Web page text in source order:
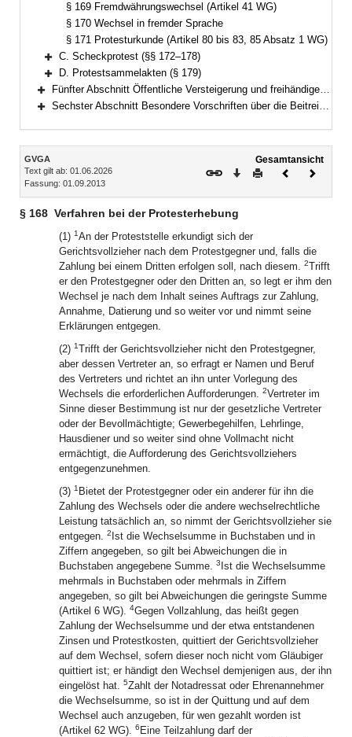
§ 169 Fremdwährungswechsel (Artikel 41 WG)
§ 170 Wechsel in fremder Sprache
§ 171 Protesturkunde (Artikel 80 bis 83, 85 Absatz 1 WG)
Bereich erweitern
C. Scheckprotest (§§ 172–178)
Bereich erweitern
D. Protestsammelakten (§ 179)
Bereich erweitern
Fünfter Abschnitt Öffentliche Versteigerung und freihändiger Verkauf außerhalb der Zwangsvollstreckung (§§ 180–195)
Sechster Abschnitt Besondere Vorschriften über die Beitreibung nach dem Justizbeitreibungsgesetz und im Verwaltungsvollstreckungsverfahren (§§ 196–199)
Inhalt
GVGA
Text gilt ab: 01.06.2026
Fassung: 01.09.2013
Gesamtansicht
Download
DruckenVorheriges
§ 168 Verfahren bei der Protesterhebung
(1) 1An der Proteststelle erkundigt sich der
Gerichtsvollzieher nach dem Protestgegner und, falls die
Zahlung bei einem Dritten erfolgen soll, nach diesem. 2Trifft
er den Protestgegner oder den Dritten an, so legt er ihm den
Wechsel je nach dem Inhalt seines Auftrags zur Zahlung,
Annahme, Datierung und so weiter vor und nimmt seine
Erklärungen entgegen.
(2) 1Trifft der Gerichtsvollzieher nicht den Protestgegner,
aber dessen Vertreter an, so erfragt er Namen und Beruf
des Vertreters und richtet an ihn unter Vorlegung des
Wechsels die erforderlichen Aufforderungen. 2Vertreter im
Sinne dieser Bestimmung ist nur der gesetzliche Vertreter
oder der Bevollmächtigte; Gewerbegehilfen, Lehrlinge,
Hausdiener und so weiter sind ohne Vollmacht nicht
ermächtigt, die Aufforderung des Gerichtsvollziehers
entgegenzunehmen.
(3) 1 Bietet der Protestgegner oder ein anderer für ihn die
Zahlung des Wechsels oder die andere wechselrechtliche
Leistung tatsächlich an, so nimmt der Gerichtsvollzieher sie
entgegen. 2 Ist die Wechselsumme in Buchstaben und in
Ziffern angegeben, so gilt bei Abweichungen die in
Buchstaben angegebene Summe. 3 Ist die Wechselsumme
mehrmals in Buchstaben oder mehrmals in Ziffern
angegeben, so gilt bei Abweichungen die geringste Summe
(Artikel 6 WG). 4Gegen Vollzahlung, das heißt gegen
Zahlung der Wechselsumme und der etwa entstandenen
Zinsen und Protestkosten, quittiert der Gerichtsvollzieher
auf dem Wechsel, sofern dieser noch nicht vom Gläubiger
quittiert ist; er händigt den Wechsel demjenigen aus, der ihn
eingelöst hat. 5Zahlt der Notadressat oder Ehrenannehmer
die Wechselsumme, so ist in der Quittung und auf dem
Wechsel auch anzugeben, für wen gezahlt worden ist
(Artikel 62 WG). 6 Eine Teilzahlung darf der